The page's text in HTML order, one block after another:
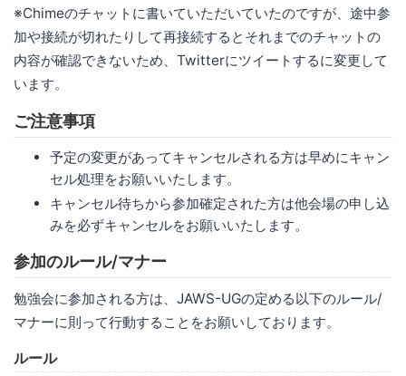
※Chimeのチャットに書いていただいていたのですが、途中参
加や接続が切れたりして再接続するとそれまでのチャットの
内容が確認できないため、Twitterにツイートするに変更して
います。
ご注意事項
予定の変更があってキャンセルされる方は早めにキャン
セル処理をお願いいたします。
キャンセル待ちから参加確定された方は他会場の申し込
みを必ずキャンセルをお願いいたします。
参加のルール/マナー
勉強会に参加される方は、JAWS-UGの定める以下のルール/
マナーに則って行動することをお願いしております。
ルール